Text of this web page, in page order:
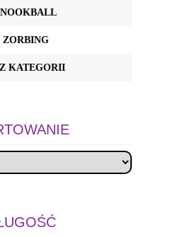
ZORBING
KATEGORII